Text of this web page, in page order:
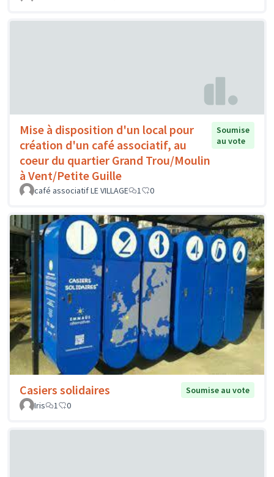
Mise à disposition d'un local pour
création d'un café associatif, au
coeur du quartier Grand Trou/Moulin
à Vent/Petite Guille
Soumise
au vote
café associatif LE VILLAGE 1 0
Casiers solidaires
Soumise au vote
Iris
1 0